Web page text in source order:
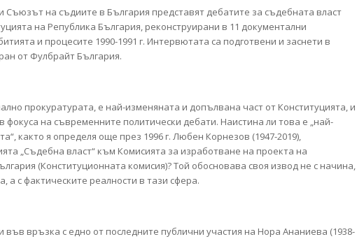
Съюзът на съдиите в България представят дебатите за съдебната власт
на Република България, реконструирани в 11 документални
и процесите 1990-1991 г. Интервютата са подготвени и заснети в
от Фулбрайт България.
прокуратурата, e най-изменяната и допълвана част от Конституцията, и
на съвременните политически дебати. Наистина ли това е „най-
както я определя още през 1996 г. Любен Корнезов (1947-2019),
„Съдебна власт“ към Комисията за изработване на проекта на
(Конституционната комисия)? Той обосновава своя извод не с начина,
а с фактическите реалности в тази сфера.
във връзка с едно от последните публични участия на Нора Ананиева (1938-